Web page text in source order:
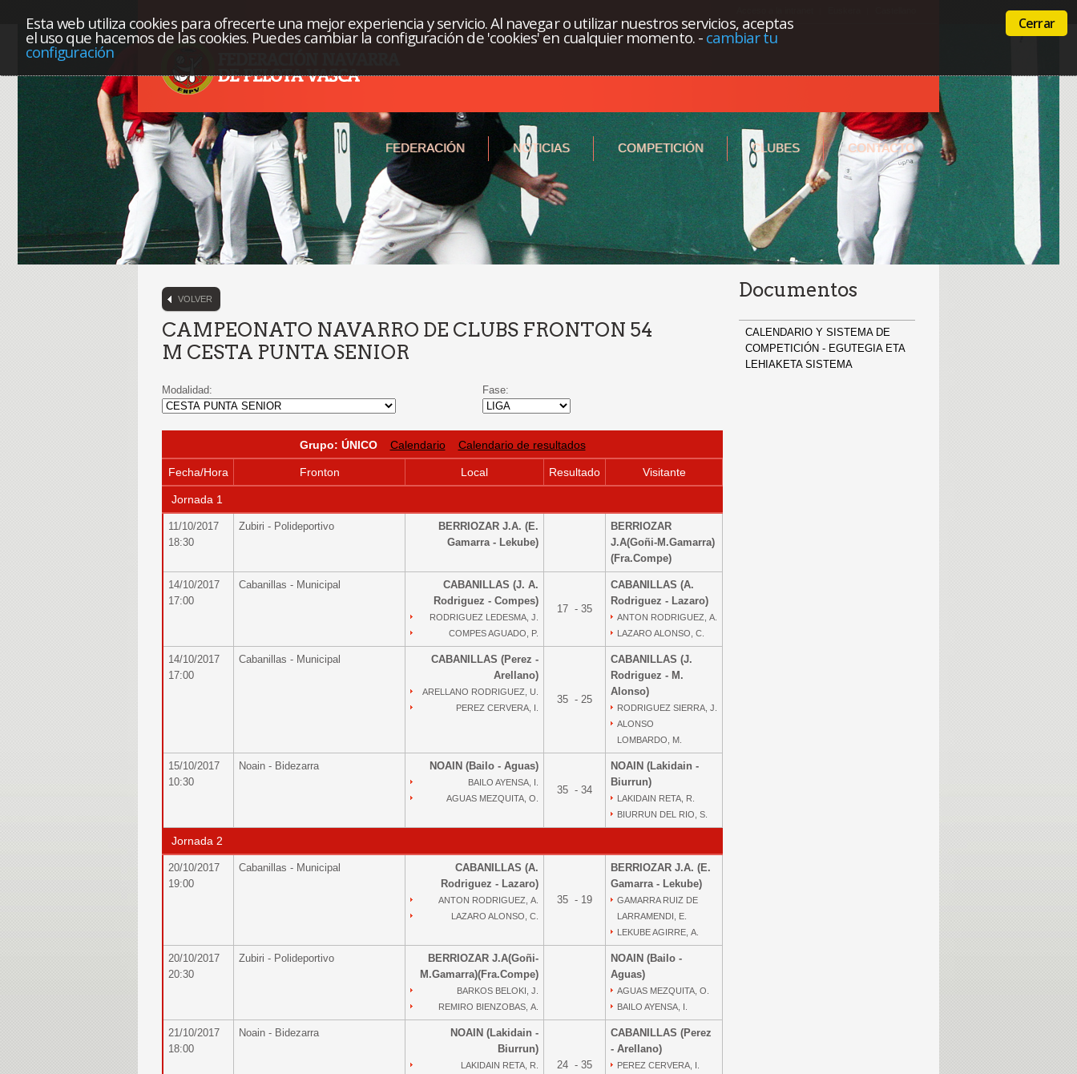
Esta web utiliza cookies para ofrecerte una mejor experiencia y servicio. Al navegar o utilizar nuestros servicios, aceptas
el uso que hacemos de las cookies. Puedes cambiar la configuración de 'cookies' en cualquier momento.- cambiar tu
configuración
Cerrar
FEDERACIÓN NOTICIAS COMPETICIÓN CLUBES CONTACTO
VOLVER
CAMPEONATO NAVARRO DE CLUBS FRONTON 54
M CESTA PUNTA SENIOR
Modalidad: Fase:
Grupo: ÚNICO Calendario Calendario de resultados
Fecha/Hora Fronton Local Resultado Visitante
Jornada 1
11/10/2017
18:30
Zubiri - Polideportivo
BERRIOZAR J.A. (E.
Gamarra - Lekube)
BERRIOZAR
J.A(Goñi-M.Gamarra)
(Fra.Compe)
14/10/2017
17:00
Cabanillas - Municipal
CABANILLAS (J. A.
Rodriguez - Compes)
RODRIGUEZ LEDESMA, J.
COMPES AGUADO, P.
17 - 35
CABANILLAS (A.
Rodriguez - Lazaro)
ANTON RODRIGUEZ, A.
LAZARO ALONSO, C.
14/10/2017
17:00
Cabanillas - Municipal
CABANILLAS (Perez -
Arellano)
ARELLANO RODRIGUEZ, U.
PEREZ CERVERA, I.
35 - 25
CABANILLAS (J.
Rodriguez - M.
Alonso)
RODRIGUEZ SIERRA, J.
ALONSO
LOMBARDO, M.
15/10/2017
10:30
Noain - Bidezarra NOAIN (Bailo - Aguas)
BAILO AYENSA, I.
AGUAS MEZQUITA, O.
35 - 34
NOAIN (Lakidain -
Biurrun)
LAKIDAIN RETA, R.
BIURRUN DEL RIO, S.
Jornada 2
20/10/2017
19:00
Cabanillas - Municipal
CABANILLAS (A.
Rodriguez - Lazaro)
ANTON RODRIGUEZ, A.
LAZARO ALONSO, C.
35 - 19
BERRIOZAR J.A. (E.
Gamarra - Lekube)
GAMARRA RUIZ DE
LARRAMENDI, E.
LEKUBE AGIRRE, A.
20/10/2017
20:30
Zubiri - Polideportivo
BERRIOZAR J.A(Goñi-
M.Gamarra)(Fra.Compe)
BARKOS BELOKI, J.
REMIRO BIENZOBAS, A.
NOAIN (Bailo -
Aguas)
AGUAS MEZQUITA, O.
BAILO AYENSA, I.
21/10/2017
18:00
Noain - Bidezarra
NOAIN (Lakidain -
Biurrun)
LAKIDAIN RETA, R.
24 - 35
CABANILLAS (Perez
- Arellano)
PEREZ CERVERA, I.
Documentos
CALENDARIO Y SISTEMA DE
COMPETICIÓN - EGUTEGIA ETA
LEHIAKETA SISTEMA